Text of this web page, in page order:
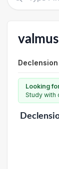
Declension
Looking
Study with